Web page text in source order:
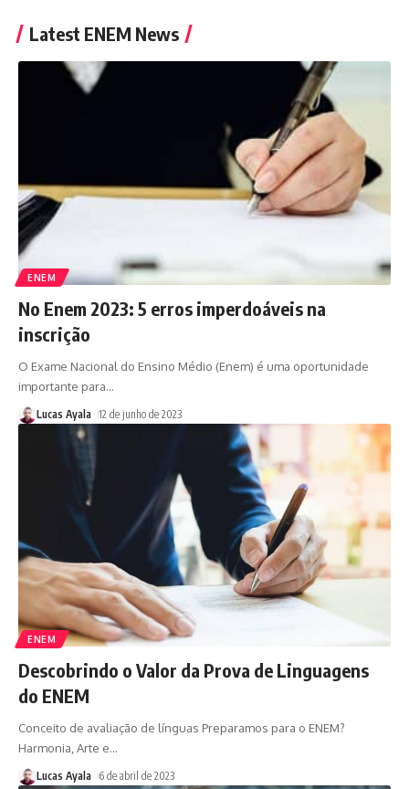
Latest ENEM News
ENEM
No Enem 2023: 5 erros imperdoáveis na
inscrição
O Exame Nacional do Ensino Médio (Enem) é uma oportunidade
importante para…
Lucas Ayala 12 de junho de 2023
ENEM
Descobrindo o Valor da Prova de Linguagens
do ENEM
Conceito de avaliação de línguas Preparamos para o ENEM?
Harmonia, Arte e…
Lucas Ayala 6 de abril de 2023